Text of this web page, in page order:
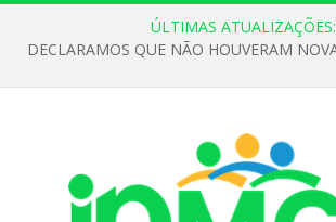
ÚLTIMAS ATUALIZAÇÕES: